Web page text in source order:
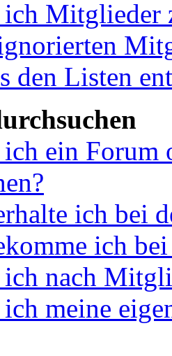
Mitglieder
den Listen
ein Forum
ich bei
ich
nach
meine